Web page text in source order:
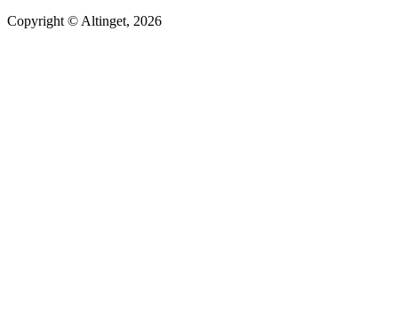
Copyright © Altinget, 2026